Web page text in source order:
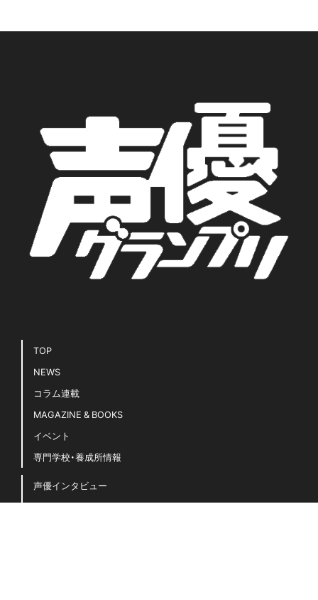
TOP
NEWS
コラム連載
MAGAZINE & BOOKS
イベント
専門学校・養成所情報
声優インタビュー
声優キホンのキ！